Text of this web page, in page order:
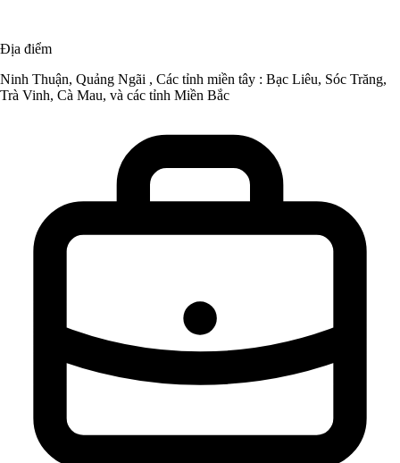
Địa điểm
Ninh Thuận, Quảng Ngãi , Các tỉnh miền tây : Bạc Liêu, Sóc Trăng,
Trà Vinh, Cà Mau, và các tỉnh Miền Bắc